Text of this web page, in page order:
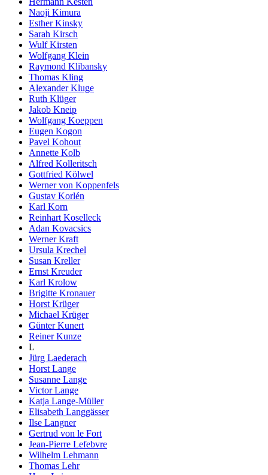
Naoji Kimura
Esther Kinsky
Sarah Kirsch
Wulf Kirsten
Wolfgang Klein
Raymond Klibansky
Thomas Kling
Alexander Kluge
Ruth Klüger
Jakob Kneip
Wolfgang Koeppen
Eugen Kogon
Pavel Kohout
Annette Kolb
Alfred Kolleritsch
Gottfried Kölwel
Werner von Koppenfels
Gustav Korlén
Karl Korn
Reinhart Koselleck
Adan Kovacsics
Werner Kraft
Ursula Krechel
Susan Kreller
Ernst Kreuder
Karl Krolow
Brigitte Kronauer
Horst Krüger
Michael Krüger
Günter Kunert
Reiner Kunze
L
Jürg Laederach
Horst Lange
Susanne Lange
Victor Lange
Katja Lange-Müller
Elisabeth Langgässer
Ilse Langner
Gertrud von le Fort
Jean-Pierre Lefebvre
Wilhelm Lehmann
Thomas Lehr